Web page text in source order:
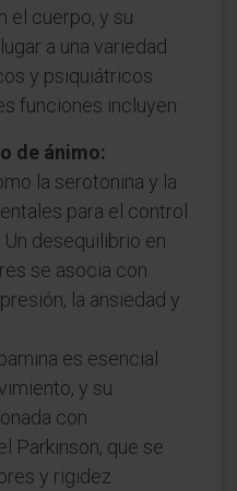
el cuerpo, y su
a una variedad
y psiquiátricos.
funciones incluyen:
de ánimo:
la serotonina y la
para el control
desequilibrio en
se asocia con
la ansiedad y
es esencial
y su
con
Parkinson, que se
y rigidez